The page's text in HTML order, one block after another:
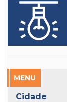
MENU
Cidade